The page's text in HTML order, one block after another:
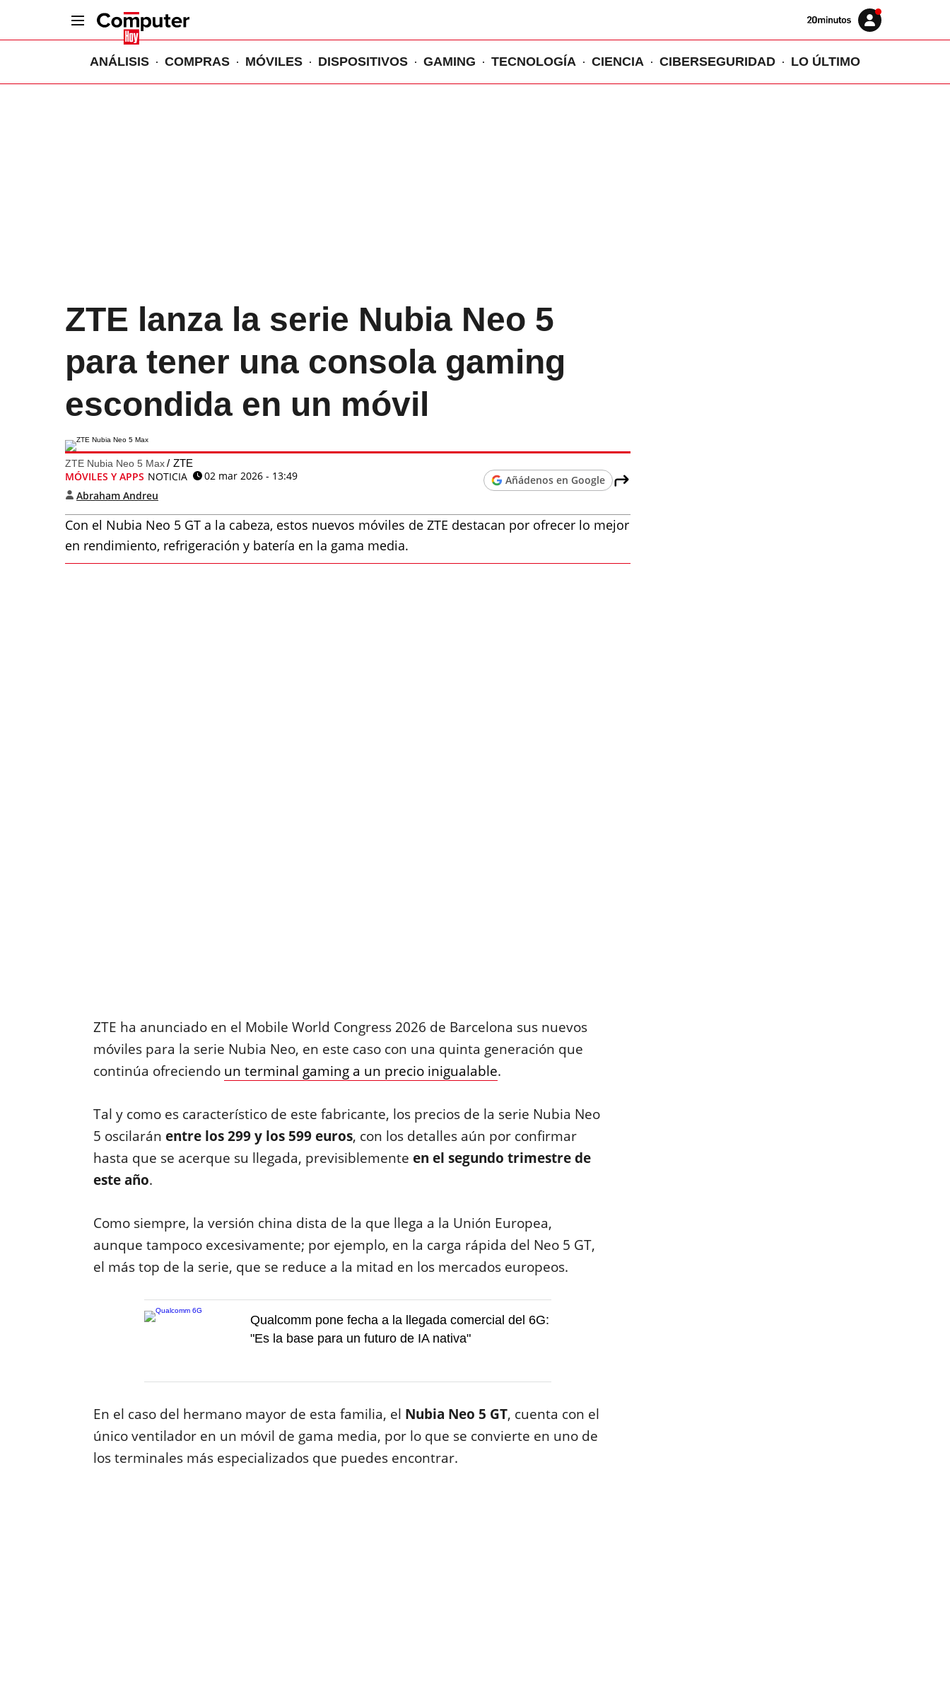
Volver
Iniciar
sesión
ANÁLISIS COMPRAS MÓVILES DISPOSITIVOS GAMING TECNOLOGÍA CIENCIA CIBERSEGURIDAD LO ÚLTIMO
ZTE lanza la serie Nubia Neo 5
para tener una consola gaming
escondida en un móvil
ZTE Nubia Neo 5 Max ZTE
MÓVILES Y APPS NOTICIA
02 mar 2026 - 13:49
Abraham Andreu
Añádenos en Google
Con el Nubia Neo 5 GT a la cabeza, estos nuevos móviles de ZTE destacan por ofrecer lo mejor
en rendimiento, refrigeración y batería en la gama media.
ZTE ha anunciado en el Mobile World Congress 2026 de Barcelona sus nuevos
móviles para la serie Nubia Neo, en este caso con una quinta generación que
continúa ofreciendo un terminal gaming a un precio inigualable.
Tal y como es característico de este fabricante, los precios de la serie Nubia Neo
5 oscilarán entre los 299 y los 599 euros, con los detalles aún por confirmar
hasta que se acerque su llegada, previsiblemente en el segundo trimestre de
este año.
Como siempre, la versión china dista de la que llega a la Unión Europea,
aunque tampoco excesivamente; por ejemplo, en la carga rápida del Neo 5 GT,
el más top de la serie, que se reduce a la mitad en los mercados europeos.
Qualcomm pone fecha a la llegada comercial del 6G:
"Es la base para un futuro de IA nativa"
En el caso del hermano mayor de esta familia, el Nubia Neo 5 GT, cuenta con el
único ventilador en un móvil de gama media, por lo que se convierte en uno de
los terminales más especializados que puedes encontrar.